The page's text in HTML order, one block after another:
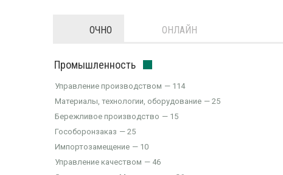
ОЧНО ОНЛАЙН
Промышленность
Управление производством
114
Материалы, технологии, оборудование
25
Бережливое производство
15
Гособоронзаказ
25
Импортозамещение
10
Управление качеством
46